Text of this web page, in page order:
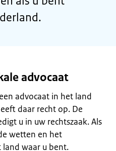
advocaat
advocaat in het land
daar recht op. De
u in uw rechtszaak. Als
wetten en het
land waar u bent.